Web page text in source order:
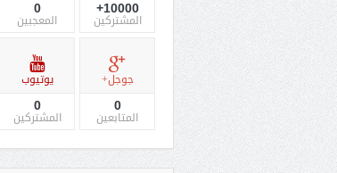
10000+
المشتركين
0
المعجبين
جوجل+
0
المتابعين
يوتيوب
0
المشتركين